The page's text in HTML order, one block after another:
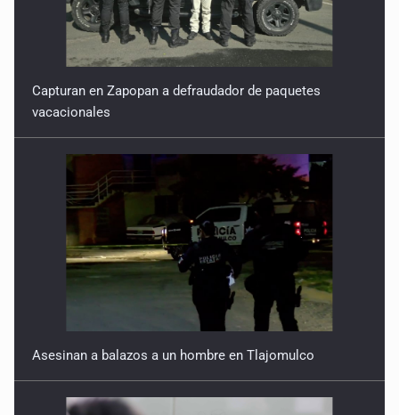
Capturan en Zapopan a defraudador de paquetes
vacacionales
Asesinan a balazos a un hombre en Tlajomulco